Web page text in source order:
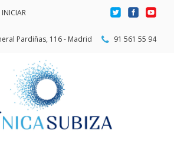
INICIAR
Pardiñas, 116 - Madrid 91 561 55 94